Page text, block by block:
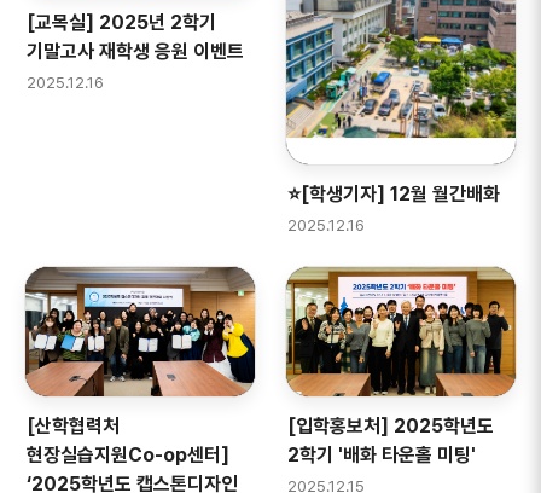
[교목실] 2025년 2학기
기말고사 재학생 응원 이벤트
2025.12.16
⭐[학생기자] 12월 월간배화
2025.12.16
[산학협력처
현장실습지원Co-op센터]
‘2025학년도 캡스톤디자인
[입학홍보처] 2025학년도
2학기 '배화 타운홀 미팅'
2025.12.15